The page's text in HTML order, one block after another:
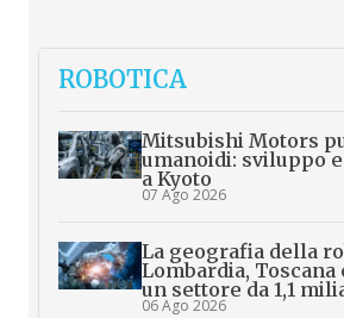
ROBOTICA
Mitsubishi Motors
umanoidi: sviluppo
a Kyoto
07 Ago 2026
La geografia della
Lombardia, Toscana
un settore da 1,1
06 Ago 2026